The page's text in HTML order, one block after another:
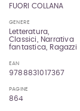
FUORI COLLANA
GENERE
Letteratura,
Classici, Narrativa
fantastica, Ragazzi
EAN
9788831017367
PAGINE
864